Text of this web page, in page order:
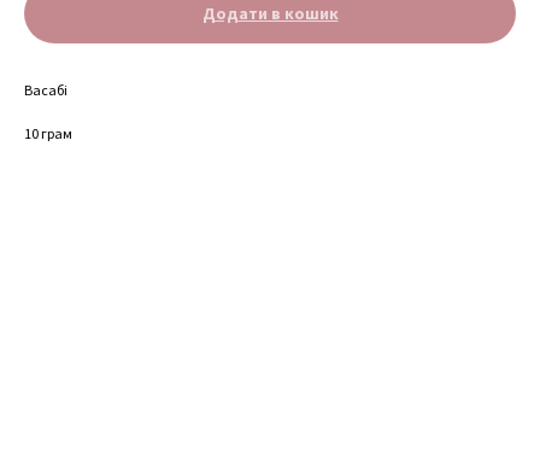
Додати в кошик
Васабі
10 грам